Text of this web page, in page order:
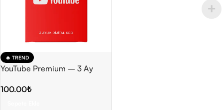
🔥 TREND
YouTube Premium – 3 Ay
100.00₺